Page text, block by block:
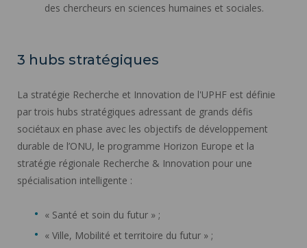
des chercheurs en sciences humaines et sociales.
3 hubs stratégiques
La stratégie Recherche et Innovation de l'UPHF est définie
par trois hubs stratégiques adressant de grands défis
sociétaux en phase avec les objectifs de développement
durable de l’ONU, le programme Horizon Europe et la
stratégie régionale Recherche & Innovation pour une
spécialisation intelligente :
« Santé et soin du futur » ;
« Ville, Mobilité et territoire du futur » ;